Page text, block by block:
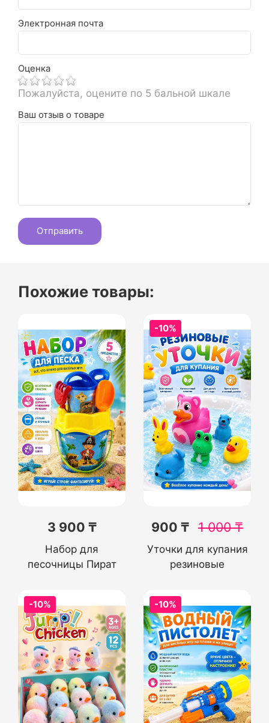
Электронная почта
Оценка
Пожалуйста, оцените по 5 бальной шкале
Ваш отзыв о товаре
Похожие товары:
3 900 ₸
Набор для
песочницы Пират
-10%
900 ₸ 1 000₸
Уточки для купания
резиновые
-10% -10%